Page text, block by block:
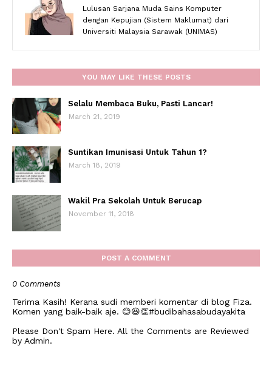
Lulusan Sarjana Muda Sains Komputer
dengan Kepujian (Sistem Maklumat) dari
Universiti Malaysia Sarawak (UNIMAS)
YOU MAY LIKE THESE POSTS
Selalu Membaca Buku, Pasti Lancar!
March 21, 2019
Suntikan Imunisasi Untuk Tahun 1?
March 18, 2019
Wakil Pra Sekolah Untuk Berucap
November 11, 2018
POST A COMMENT
0 Comments
Terima Kasih! Kerana sudi memberi komentar di blog Fiza.
Komen yang baik-baik aje. 😊😆👏#budibahasabudayakita
Please Don't Spam Here. All the Comments are Reviewed
by Admin.